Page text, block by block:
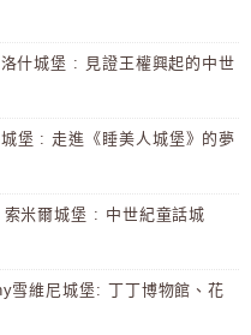
什城堡 : 見證王權興起的中世
堡 : 走進《睡美人城堡》的夢
米爾城堡 : 中世紀童話城
雪維尼城堡: 丁丁博物館、花